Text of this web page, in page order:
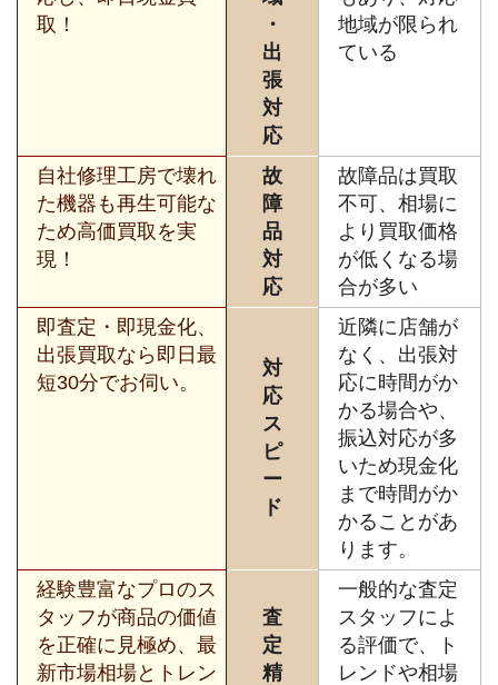
取！
・
出
張
対
応
地域が限られ
ている
自社修理工房で壊れ
た機器も再生可能な
ため高価買取を実
現！
故
障
品
対
応
故障品は買取
不可、相場に
より買取価格
が低くなる場
合が多い
即査定・即現金化、
出張買取なら即日最
短30分でお伺い。
対
応
ス
ピ
ー
ド
近隣に店舗が
なく、出張対
応に時間がか
かる場合や、
振込対応が多
いため現金化
まで時間がか
かることがあ
ります。
経験豊富なプロのス
タッフが商品の価値
を正確に見極め、最
新市場相場とトレン
査
定
精
一般的な査定
スタッフによ
る評価で、ト
レンドや相場